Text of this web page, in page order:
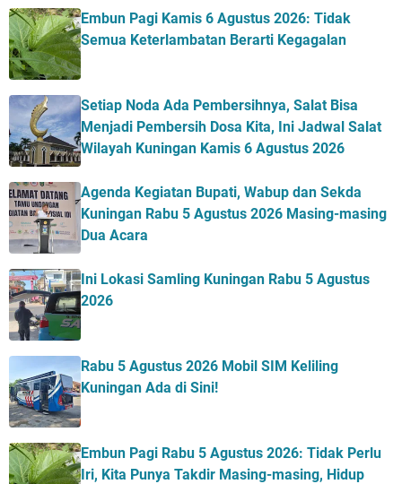
Embun Pagi Kamis 6 Agustus 2026: Tidak
Semua Keterlambatan Berarti Kegagalan
Setiap Noda Ada Pembersihnya, Salat Bisa
Menjadi Pembersih Dosa Kita, Ini Jadwal Salat
Wilayah Kuningan Kamis 6 Agustus 2026
Agenda Kegiatan Bupati, Wabup dan Sekda
Kuningan Rabu 5 Agustus 2026 Masing-masing
Dua Acara
Ini Lokasi Samling Kuningan Rabu 5 Agustus
2026
Rabu 5 Agustus 2026 Mobil SIM Keliling
Kuningan Ada di Sini!
Embun Pagi Rabu 5 Agustus 2026: Tidak Perlu
Iri, Kita Punya Takdir Masing-masing, Hidup